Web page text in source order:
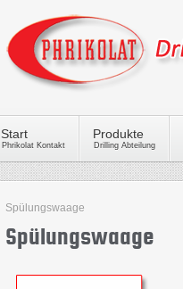
Start
Phrikolat Kontakt
Produkte
Drilling Abteilung
Spülungswaage
Spülungswaage